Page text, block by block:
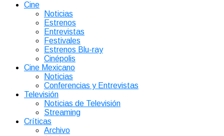
Cine
Noticias
Estrenos
Entrevistas
Festivales
Estrenos Blu-ray
Cinépolis
Cine Mexicano
Noticias
Conferencias y Entrevistas
Televisión
Noticias de Televisión
Streaming
Críticas
Archivo